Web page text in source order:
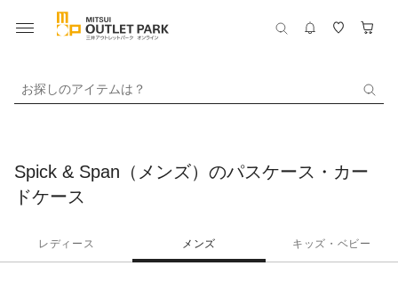
お探しのアイテムは？
Spick & Span（メンズ）のパスケース・カー
ドケース
レディース メンズ キッズ・ベビー